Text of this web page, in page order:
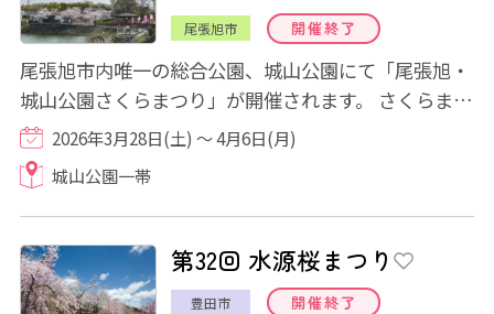
尾張旭市 開催終了
尾張旭市内唯一の総合公園、城山公園にて「尾張旭・
城山公園さくらまつり」が開催されます。 さくらまつ
り期間中会場内をライトアップします。桜...
2026年3月28日(土) ～ 4月6日(月)
城山公園一帯
第32回 水源桜まつり
豊田市 開催終了